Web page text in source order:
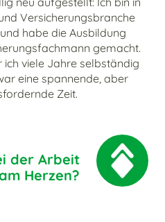
Versicherungsbranche
habe die Ausbildung
gemacht.
ich viele Jahre selbständig
eine spannende, aber
Zeit.
der Arbeit
Herzen?